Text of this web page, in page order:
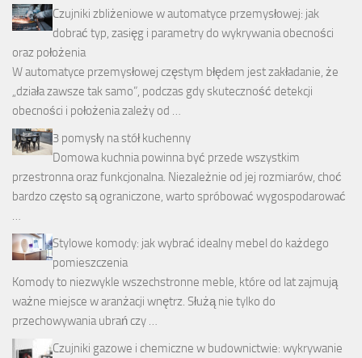
Czujniki zbliżeniowe w automatyce przemysłowej: jak
dobrać typ, zasięg i parametry do wykrywania obecności
oraz położenia
W automatyce przemysłowej częstym błędem jest zakładanie, że
„działa zawsze tak samo”, podczas gdy skuteczność detekcji
obecności i położenia zależy od …
3 pomysły na stół kuchenny
Domowa kuchnia powinna być przede wszystkim
przestronna oraz funkcjonalna. Niezależnie od jej rozmiarów, choć
bardzo często są ograniczone, warto spróbować wygospodarować
…
Stylowe komody: jak wybrać idealny mebel do każdego
pomieszczenia
Komody to niezwykle wszechstronne meble, które od lat zajmują
ważne miejsce w aranżacji wnętrz. Służą nie tylko do
przechowywania ubrań czy …
Czujniki gazowe i chemiczne w budownictwie: wykrywanie